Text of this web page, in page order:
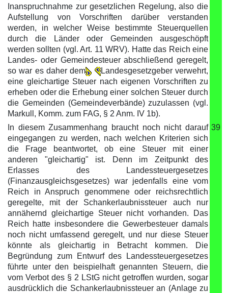
Inanspruchnahme zur gesetzlichen Regelung, also die
Aufstellung von Vorschriften darüber verstanden
werden, in welcher Weise bestimmte Steuerquellen
durch die Länder oder Gemeinden ausgeschöpft
werden sollten (vgl. Art. 11 WRV). Hatte das Reich eine
Landes- oder Gemeindesteuer abschließend geregelt,
so war es daher dem
Landesgesetzgeber verwehrt,
eine gleichartige Steuer nach eigenen Vorschriften zu
erheben oder die Erhebung einer solchen Steuer durch
die Gemeinden (Gemeindeverbände) zuzulassen (vgl.
Markull, Komm. zum FAG, § 2 Anm. IV 1b).
In diesem Zusammenhang braucht noch nicht darauf
eingegangen zu werden, nach welchen Kriterien sich
die Frage beantwortet, ob eine Steuer mit einer
anderen "gleichartig" ist. Denn im Zeitpunkt des
Erlasses des Landessteuergesetzes
(Finanzausgleichsgesetzes) war jedenfalls eine vom
Reich in Anspruch genommene oder reichsrechtlich
geregelte, mit der Schankerlaubnissteuer auch nur
annähernd gleichartige Steuer nicht vorhanden. Das
Reich hatte insbesondere die Gewerbesteuer damals
noch nicht umfassend geregelt, und nur diese Steuer
könnte als gleichartig in Betracht kommen. Die
Begründung zum Entwurf des Landessteuergesetzes
führte unter den beispielhaft genannten Steuern, die
vom Verbot des § 2 LStG nicht getroffen wurden, sogar
ausdrücklich die Schankerlaubnissteuer an (Anlage zu
39